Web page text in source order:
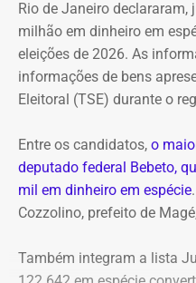
pagamentos de impostos,
tributo no momento da
algo que nunca foi feito, de
*Com informações do blog
Rio de Janeiro declararam,
milhão em dinheiro em
eleições de 2026. As
informações de bens
Eleitoral (TSE) durante o
Entre os candidatos, o
deputado federal Bebeto,
mil em dinheiro em espécie
Cozzolino, prefeito de
Também integram a lista